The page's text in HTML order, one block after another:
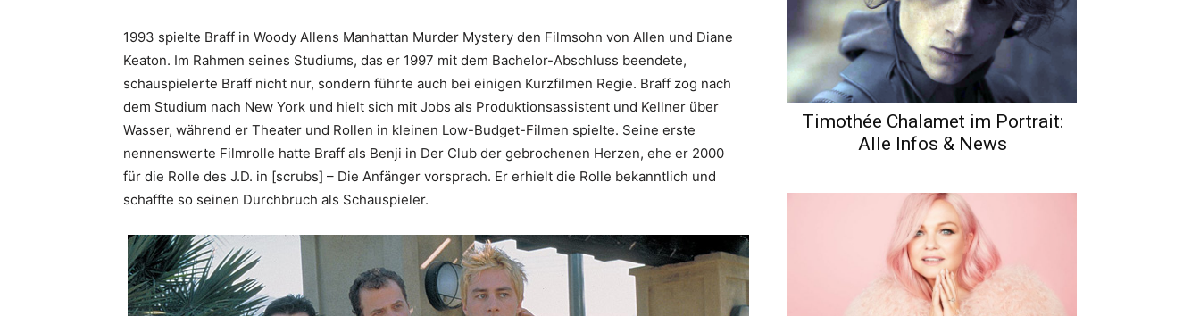
1993 spielte Braff in Woody Allens Manhattan Murder Mystery den Filmsohn von Allen und Diane
Keaton. Im Rahmen seines Studiums, das er 1997 mit dem Bachelor-Abschluss beendete,
schauspielerte Braff nicht nur, sondern führte auch bei einigen Kurzfilmen Regie. Braff zog nach
dem Studium nach New York und hielt sich mit Jobs als Produktionsassistent und Kellner über
Wasser, während er Theater und Rollen in kleinen Low-Budget-Filmen spielte. Seine erste
nennenswerte Filmrolle hatte Braff als Benji in Der Club der gebrochenen Herzen, ehe er 2000
für die Rolle des J.D. in [scrubs] – Die Anfänger vorsprach. Er erhielt die Rolle bekanntlich und
schaffte so seinen Durchbruch als Schauspieler.
Timothée Chalamet im Portrait:
Alle Infos & News